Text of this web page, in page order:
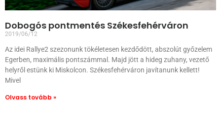
Dobogós pontmentés Székesfehérváron
2019/06/12
Az idei Rallye2 szezonunk tökéletesen kezdődött, abszolút győzelem
Egerben, maximális pontszámmal. Majd jött a hideg zuhany, vezető
helyről estünk ki Miskolcon. Székesfehérváron javítanunk kellett!
Mivel
Olvass tovább »